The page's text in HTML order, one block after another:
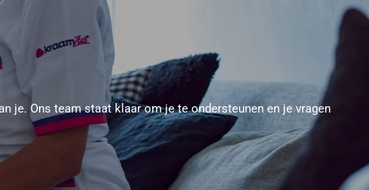
je. Ons team staat klaar om je te ondersteunen en je vragen